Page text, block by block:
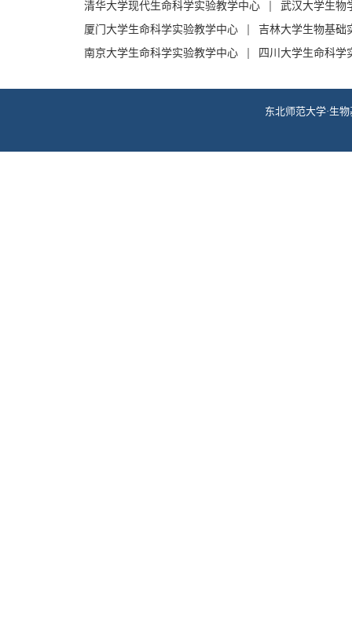
清华大学现代生命科学实验教学中心
武汉大学生物
厦门大学生命科学实验教学中心
吉林大学生物基础
南京大学生命科学实验教学中心
四川大学生命科学
东北师范大学·生